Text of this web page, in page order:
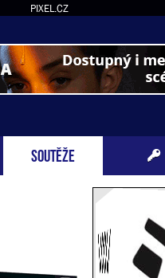
PIXEL.CZ
SOUTĚŽE